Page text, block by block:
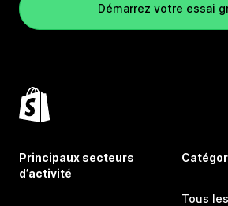
Démarrez votre essai
Principaux secteurs
d’activité
Tous